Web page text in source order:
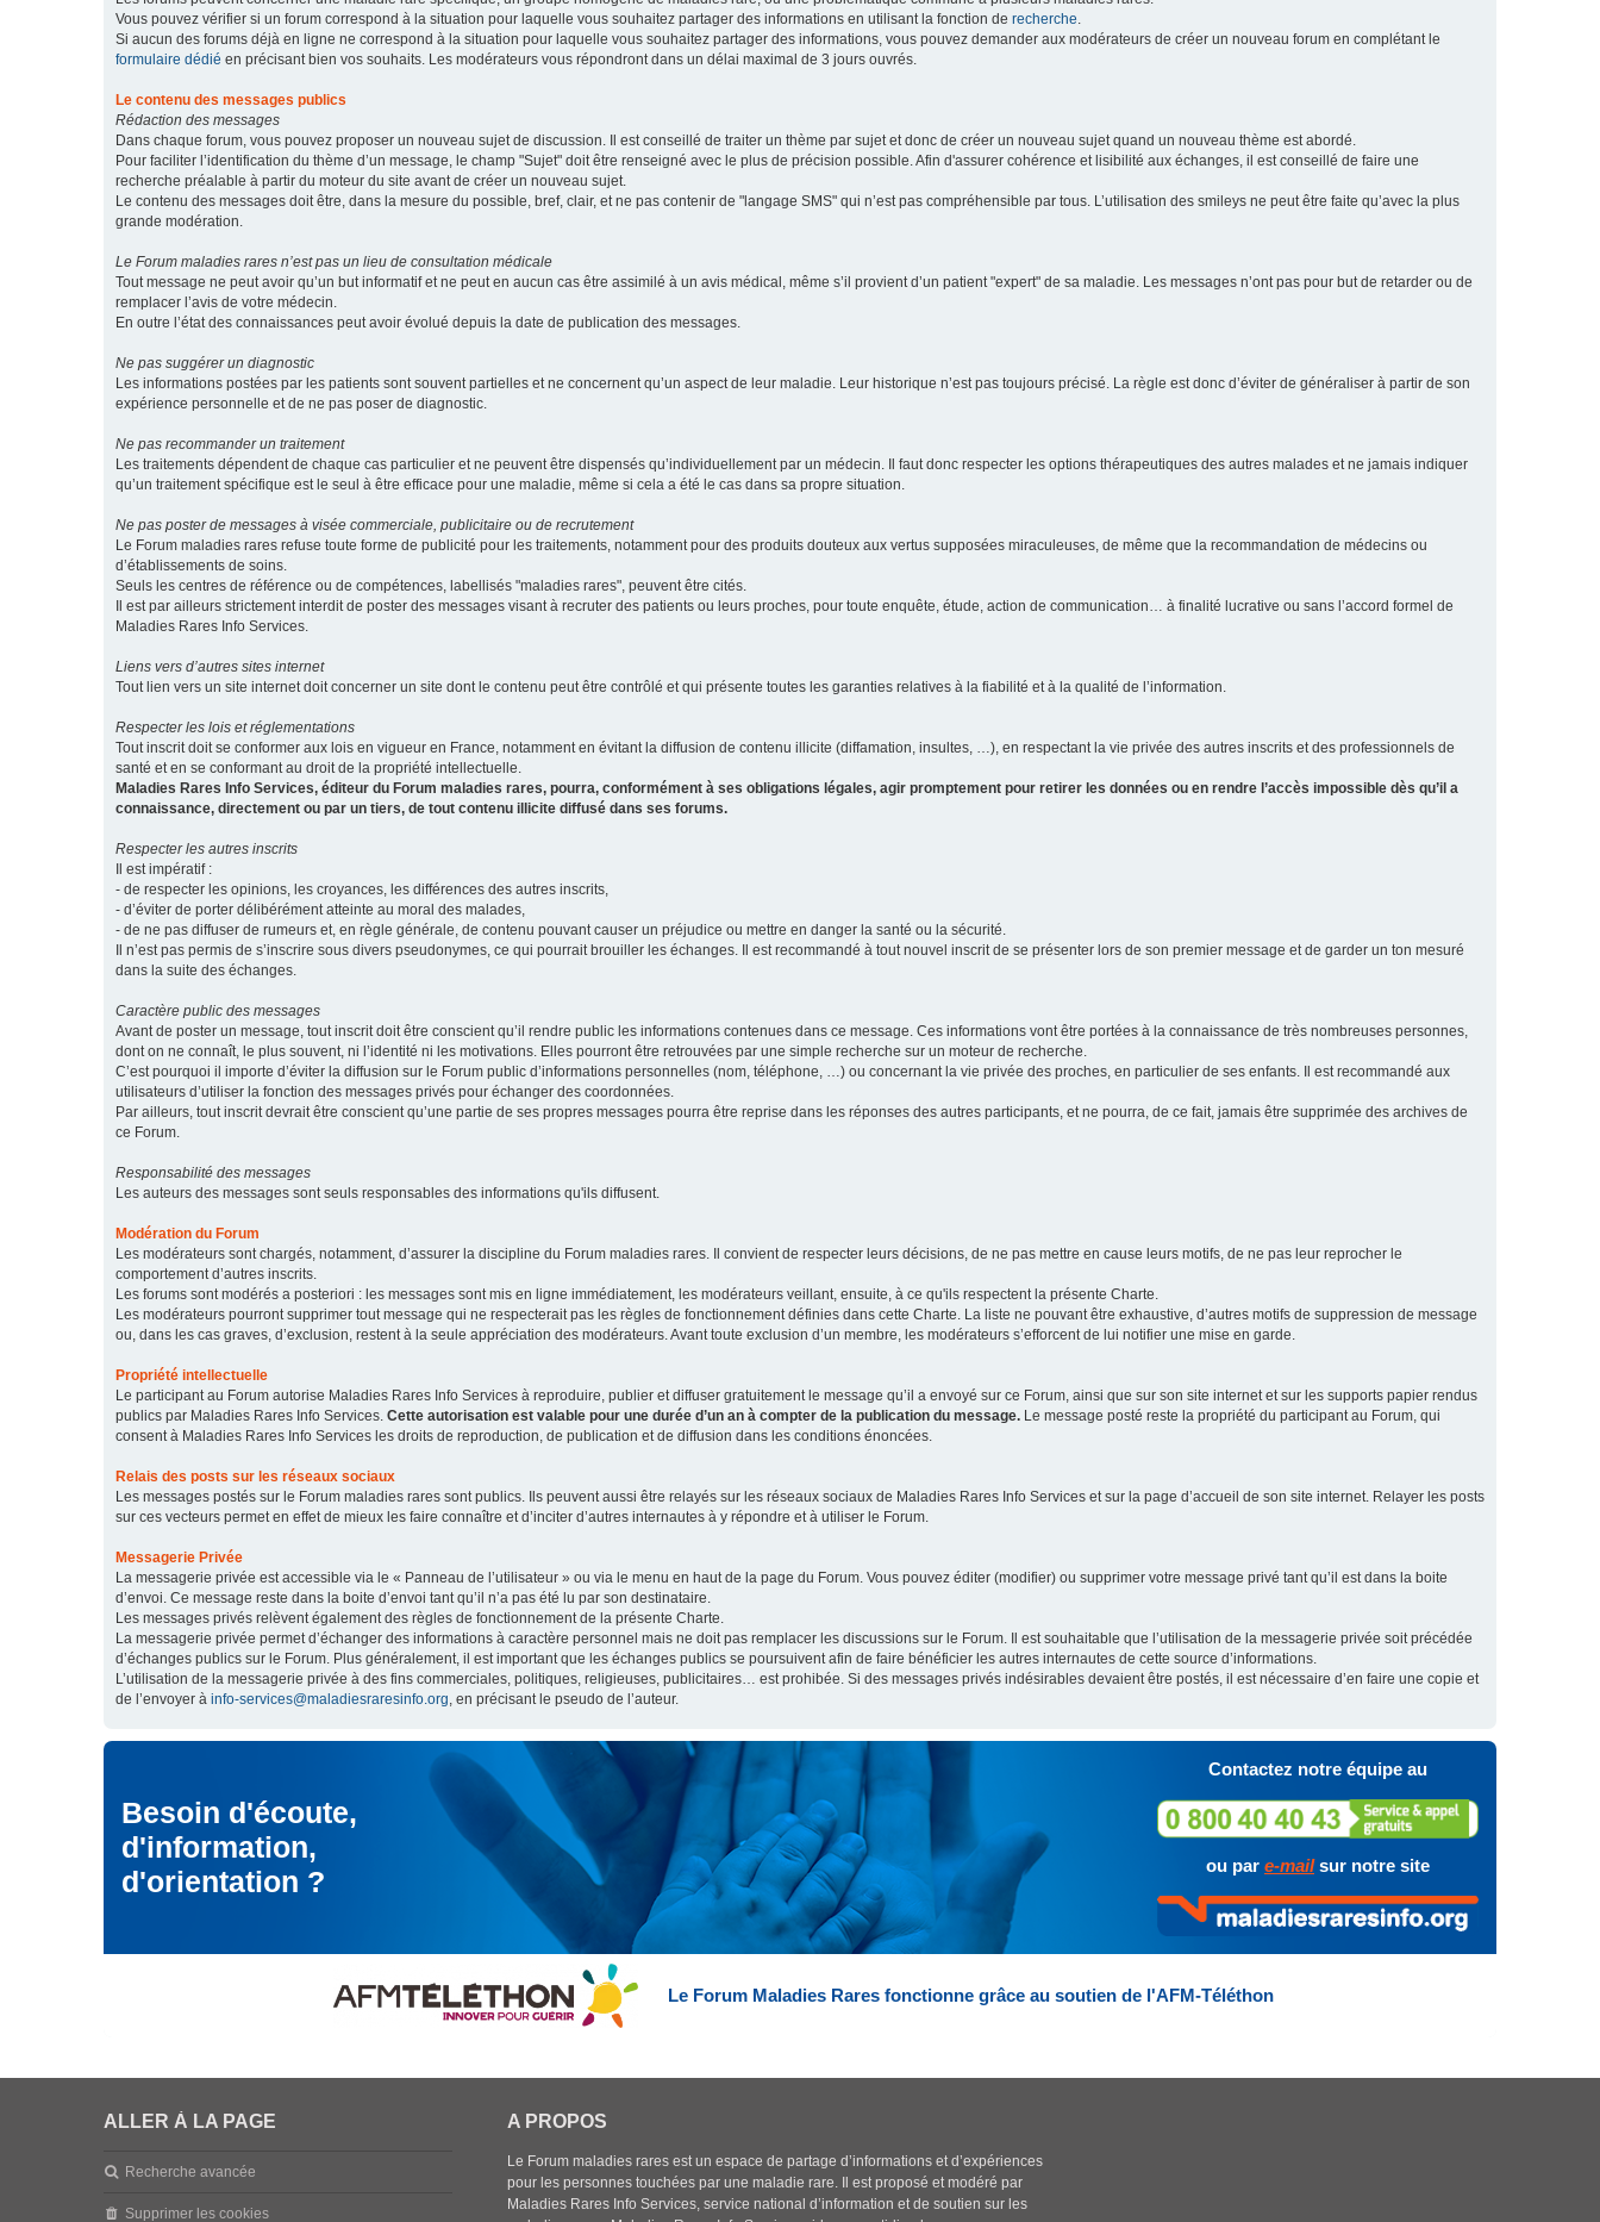
Vous pouvez vérifier si un forum correspond à la situation pour laquelle vous souhaitez partager des informations en utilisant la fonction de recherche.
Si aucun des forums déjà en ligne ne correspond à la situation pour laquelle vous souhaitez partager des informations, vous pouvez demander aux modérateurs de créer un nouveau forum en complétant le
formulaire dédié en précisant bien vos souhaits. Les modérateurs vous répondront dans un délai maximal de 3 jours ouvrés.
Le contenu des messages publics
Rédaction des messages
Dans chaque forum, vous pouvez proposer un nouveau sujet de discussion. Il est conseillé de traiter un thème par sujet et donc de créer un nouveau sujet quand un nouveau thème est abordé.
Pour faciliter l’identification du thème d’un message, le champ "Sujet" doit être renseigné avec le plus de précision possible. Afin d'assurer cohérence et lisibilité aux échanges, il est conseillé de faire une
recherche préalable à partir du moteur du site avant de créer un nouveau sujet.
Le contenu des messages doit être, dans la mesure du possible, bref, clair, et ne pas contenir de "langage SMS" qui n’est pas compréhensible par tous. L’utilisation des smileys ne peut être faite qu’avec la plus
grande modération.
Le Forum maladies rares n’est pas un lieu de consultation médicale
Tout message ne peut avoir qu’un but informatif et ne peut en aucun cas être assimilé à un avis médical, même s’il provient d’un patient "expert" de sa maladie. Les messages n’ont pas pour but de retarder ou de
remplacer l’avis de votre médecin.
En outre l’état des connaissances peut avoir évolué depuis la date de publication des messages.
Ne pas suggérer un diagnostic
Les informations postées par les patients sont souvent partielles et ne concernent qu’un aspect de leur maladie. Leur historique n’est pas toujours précisé. La règle est donc d’éviter de généraliser à partir de son
expérience personnelle et de ne pas poser de diagnostic.
Ne pas recommander un traitement
Les traitements dépendent de chaque cas particulier et ne peuvent être dispensés qu’individuellement par un médecin. Il faut donc respecter les options thérapeutiques des autres malades et ne jamais indiquer
qu’un traitement spécifique est le seul à être efficace pour une maladie, même si cela a été le cas dans sa propre situation.
Ne pas poster de messages à visée commerciale, publicitaire ou de recrutement
Le Forum maladies rares refuse toute forme de publicité pour les traitements, notamment pour des produits douteux aux vertus supposées miraculeuses, de même que la recommandation de médecins ou
d’établissements de soins.
Seuls les centres de référence ou de compétences, labellisés "maladies rares", peuvent être cités.
Il est par ailleurs strictement interdit de poster des messages visant à recruter des patients ou leurs proches, pour toute enquête, étude, action de communication… à finalité lucrative ou sans l’accord formel de
Maladies Rares Info Services.
Liens vers d’autres sites internet
Tout lien vers un site internet doit concerner un site dont le contenu peut être contrôlé et qui présente toutes les garanties relatives à la fiabilité et à la qualité de l’information.
Respecter les lois et réglementations
Tout inscrit doit se conformer aux lois en vigueur en France, notamment en évitant la diffusion de contenu illicite (diffamation, insultes, …), en respectant la vie privée des autres inscrits et des professionnels de
santé et en se conformant au droit de la propriété intellectuelle.
Maladies Rares Info Services, éditeur du Forum maladies rares, pourra, conformément à ses obligations légales, agir promptement pour retirer les données ou en rendre l’accès impossible dès qu’il a
connaissance, directement ou par un tiers, de tout contenu illicite diffusé dans ses forums.
Respecter les autres inscrits
Il est impératif :
- de respecter les opinions, les croyances, les différences des autres inscrits,
- d’éviter de porter délibérément atteinte au moral des malades,
- de ne pas diffuser de rumeurs et, en règle générale, de contenu pouvant causer un préjudice ou mettre en danger la santé ou la sécurité.
Il n’est pas permis de s’inscrire sous divers pseudonymes, ce qui pourrait brouiller les échanges. Il est recommandé à tout nouvel inscrit de se présenter lors de son premier message et de garder un ton mesuré
dans la suite des échanges.
Caractère public des messages
Avant de poster un message, tout inscrit doit être conscient qu’il rendre public les informations contenues dans ce message. Ces informations vont être portées à la connaissance de très nombreuses personnes,
dont on ne connaît, le plus souvent, ni l’identité ni les motivations. Elles pourront être retrouvées par une simple recherche sur un moteur de recherche.
C’est pourquoi il importe d’éviter la diffusion sur le Forum public d’informations personnelles (nom, téléphone, …) ou concernant la vie privée des proches, en particulier de ses enfants. Il est recommandé aux
utilisateurs d’utiliser la fonction des messages privés pour échanger des coordonnées.
Par ailleurs, tout inscrit devrait être conscient qu’une partie de ses propres messages pourra être reprise dans les réponses des autres participants, et ne pourra, de ce fait, jamais être supprimée des archives de
ce Forum.
Responsabilité des messages
Les auteurs des messages sont seuls responsables des informations qu'ils diffusent.
Modération du Forum
Les modérateurs sont chargés, notamment, d’assurer la discipline du Forum maladies rares. Il convient de respecter leurs décisions, de ne pas mettre en cause leurs motifs, de ne pas leur reprocher le
comportement d’autres inscrits.
Les forums sont modérés a posteriori : les messages sont mis en ligne immédiatement, les modérateurs veillant, ensuite, à ce qu'ils respectent la présente Charte.
Les modérateurs pourront supprimer tout message qui ne respecterait pas les règles de fonctionnement définies dans cette Charte. La liste ne pouvant être exhaustive, d’autres motifs de suppression de message
ou, dans les cas graves, d’exclusion, restent à la seule appréciation des modérateurs. Avant toute exclusion d’un membre, les modérateurs s’efforcent de lui notifier une mise en garde.
Propriété intellectuelle
Le participant au Forum autorise Maladies Rares Info Services à reproduire, publier et diffuser gratuitement le message qu’il a envoyé sur ce Forum, ainsi que sur son site internet et sur les supports papier rendus
publics par Maladies Rares Info Services. Cette autorisation est valable pour une durée d’un an à compter de la publication du message. Le message posté reste la propriété du participant au Forum, qui
consent à Maladies Rares Info Services les droits de reproduction, de publication et de diffusion dans les conditions énoncées.
Relais des posts sur les réseaux sociaux
Les messages postés sur le Forum maladies rares sont publics. Ils peuvent aussi être relayés sur les réseaux sociaux de Maladies Rares Info Services et sur la page d’accueil de son site internet. Relayer les posts
sur ces vecteurs permet en effet de mieux les faire connaître et d’inciter d’autres internautes à y répondre et à utiliser le Forum.
Messagerie Privée
La messagerie privée est accessible via le « Panneau de l’utilisateur » ou via le menu en haut de la page du Forum. Vous pouvez éditer (modifier) ou supprimer votre message privé tant qu’il est dans la boite
d’envoi. Ce message reste dans la boite d’envoi tant qu’il n’a pas été lu par son destinataire.
Les messages privés relèvent également des règles de fonctionnement de la présente Charte.
La messagerie privée permet d’échanger des informations à caractère personnel mais ne doit pas remplacer les discussions sur le Forum. Il est souhaitable que l’utilisation de la messagerie privée soit précédée
d’échanges publics sur le Forum. Plus généralement, il est important que les échanges publics se poursuivent afin de faire bénéficier les autres internautes de cette source d’informations.
L’utilisation de la messagerie privée à des fins commerciales, politiques, religieuses, publicitaires… est prohibée. Si des messages privés indésirables devaient être postés, il est nécessaire d’en faire une copie et
de l’envoyer à info-services@maladiesraresinfo.org, en précisant le pseudo de l’auteur.
Besoin d'écoute,
d'information,
d'orientation ?
Contactez notre équipe au
ou par e-mailsur notre site
Le Forum Maladies Rares fonctionne grâce au soutien de l'AFM-Téléthon
ALLER À LA PAGE
Recherche avancée
Supprimer les cookies
A PROPOS
Le Forum maladies rares est un espace de partage d’informations et d’expériences
pour les personnes touchées par une maladie rare. Il est proposé et modéré par
Maladies Rares Info Services, service national d’information et de soutien sur les